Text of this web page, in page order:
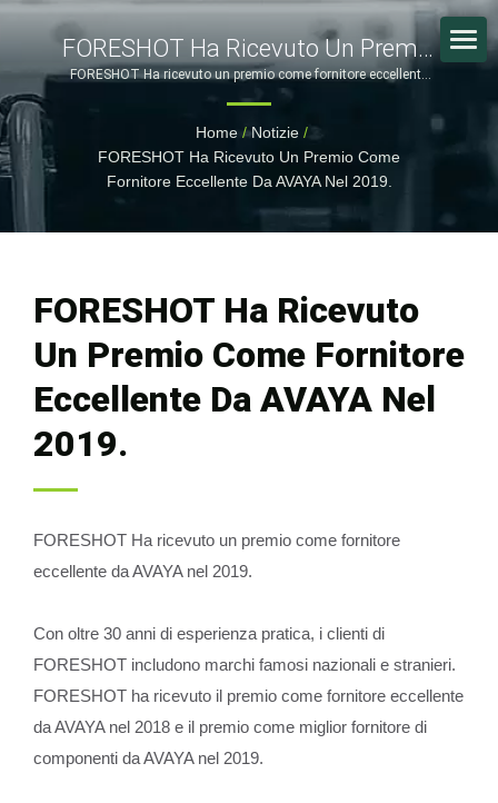
FORESHOT Ha Ricevuto Un Premio
Come Fornitore Eccellente Da
AVAYA Nel 2019. | Fabbricante
Certificato Di Parti In Plastica E
Metallo Con Strutture Globali
FORESHOT Ha ricevuto un premio come fornitore eccellente
da AVAYA nel 2019. | Produzione di elettronica di consumo
FORESHOT
Home / Notizie /
FORESHOT Ha Ricevuto Un Premio Come
Fornitore Eccellente Da AVAYA Nel 2019.
FORESHOT Ha Ricevuto
Un Premio Come Fornitore
Eccellente Da AVAYA Nel
2019.
FORESHOT Ha ricevuto un premio come fornitore
eccellente da AVAYA nel 2019.
Con oltre 30 anni di esperienza pratica, i clienti di
FORESHOT includono marchi famosi nazionali e stranieri.
FORESHOT ha ricevuto il premio come fornitore eccellente
da AVAYA nel 2018 e il premio come miglior fornitore di
componenti da AVAYA nel 2019.